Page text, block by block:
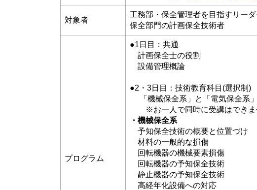
対象者
工務部・保全管理者を目指すリー
保全部門の計画保全技術者
プログラム
●1日目：共通
計画保全士の役割
設備管理概論
●2・3日目：技術教育科目(選択制)
「機械保全系」と「電気保全系
※お一人で同時に受講はできま
・機械保全系
予知保全技術の概要と位置づけ
材料の一般的な損傷
回転機器の機械要素損傷
回転機器の予知保全技術
静止機器の予知保全技術
高経年化設備への対応